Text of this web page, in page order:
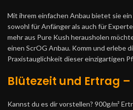
Mit ihrem einfachen Anbau bietet sieein
sowohl fürAnfängerals auch fürExper
mehraus Pure Kush herausholen möch
einen ScrOG Anbau. Komm und erlebe
Praxistauglichkeit diesereinzigartigen P
Blütezeit und Ertrag –
Kannst du es dir vorstellen? 900g/m²